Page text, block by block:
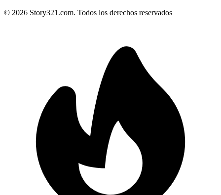
© 2026 Story321.com. Todos los derechos reservados